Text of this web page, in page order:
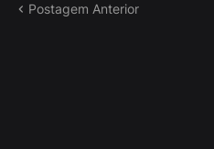
Postagem Anterior